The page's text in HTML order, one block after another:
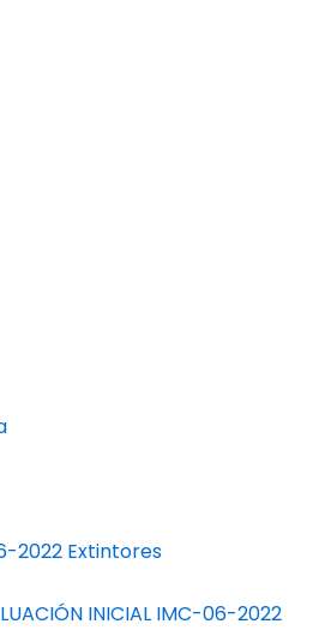
2022 Extintores
INICIAL IMC-06-2022